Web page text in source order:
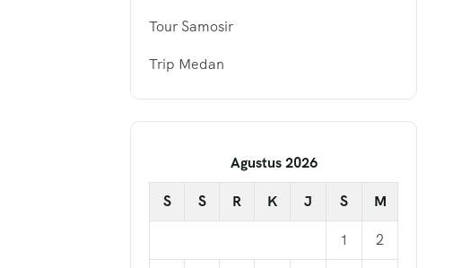
Tour Samosir
Trip Medan
Agustus 2026
S S R K J S M
1 2